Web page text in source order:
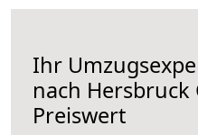
Ihr
nach Hersbruck
Preiswert